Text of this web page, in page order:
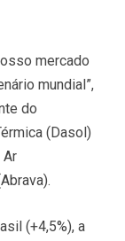
mercado
mundial”,
do
(Dasol)
Ar
(+4,5%), a